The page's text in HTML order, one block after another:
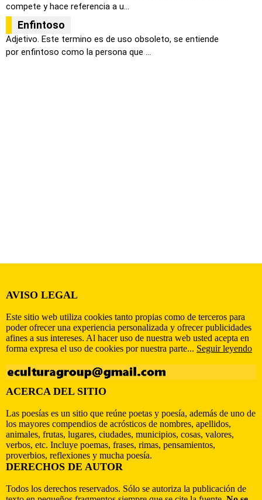
compete y hace referencia a u...
Enfintoso
Adjetivo. Este termino es de uso obsoleto, se entiende
por enfintoso como la persona que ...
AVISO LEGAL
Este sitio web utiliza cookies tanto propias como de terceros para
poder ofrecer una experiencia personalizada y ofrecer publicidades
afines a sus intereses. Al hacer uso de nuestra web usted acepta en
forma expresa el uso de cookies por nuestra parte... Seguir leyendo
ACERCA DEL SITIO
Las poesías es un sitio que reúne poetas y poesía, además de uno de
los mayores compendios de acrósticos de nombres, apellidos,
animales, frutas, lugares, ciudades, municipios, cosas, valores,
verbos, etc. Incluye poemas, frases, rimas, pensamientos,
proverbios, reflexiones y mucha poesía.
DERECHOS DE AUTOR
Todos los derechos reservados. Sólo se autoriza la publicación de